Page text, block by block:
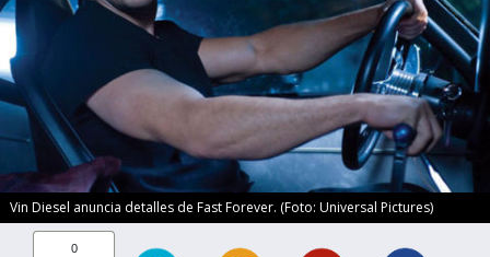
Vin Diesel anuncia detalles de Fast Forever. (Foto: Universal Pictures)
0